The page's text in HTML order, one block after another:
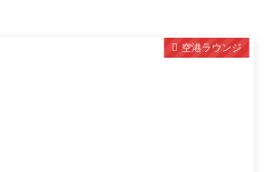
空港ラウンジ